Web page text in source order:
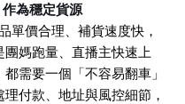
為穩定貨源
單價合理、補貨速度快，
媽跑量、直播主快速上
需要一個「不容易翻車」
付款、地址與風控細節，